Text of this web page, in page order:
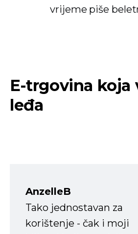
vrijeme piše
E-trgovina koja
leđa
AnzelleB
Tako jednostavan za
korištenje - čak i moji